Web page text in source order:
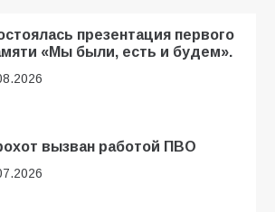
презентация первого
«Мы были, есть и будем».
вызван работой ПВО